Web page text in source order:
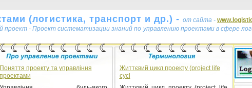
(логистика, транспорт и др.) - от сайта -
проект - Проект систематизации знаний по управлению проектами в сфере
Поняття проекту та управління
проектами
Життєвий цикл проекту (project life
cycl